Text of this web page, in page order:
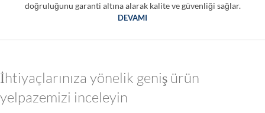
doğruluğunu garanti altına alarak kalite ve güvenliği sağlar.
DEVAMI
İhtiyaçlarınıza yönelik geniş ürün
yelpazemizi inceleyin